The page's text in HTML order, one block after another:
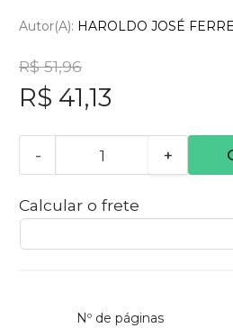
Autor(a): HAROLDO JOSÉ
R$ 51,96
R$ 41,13
- +
Calcular o frete
Nº de páginas